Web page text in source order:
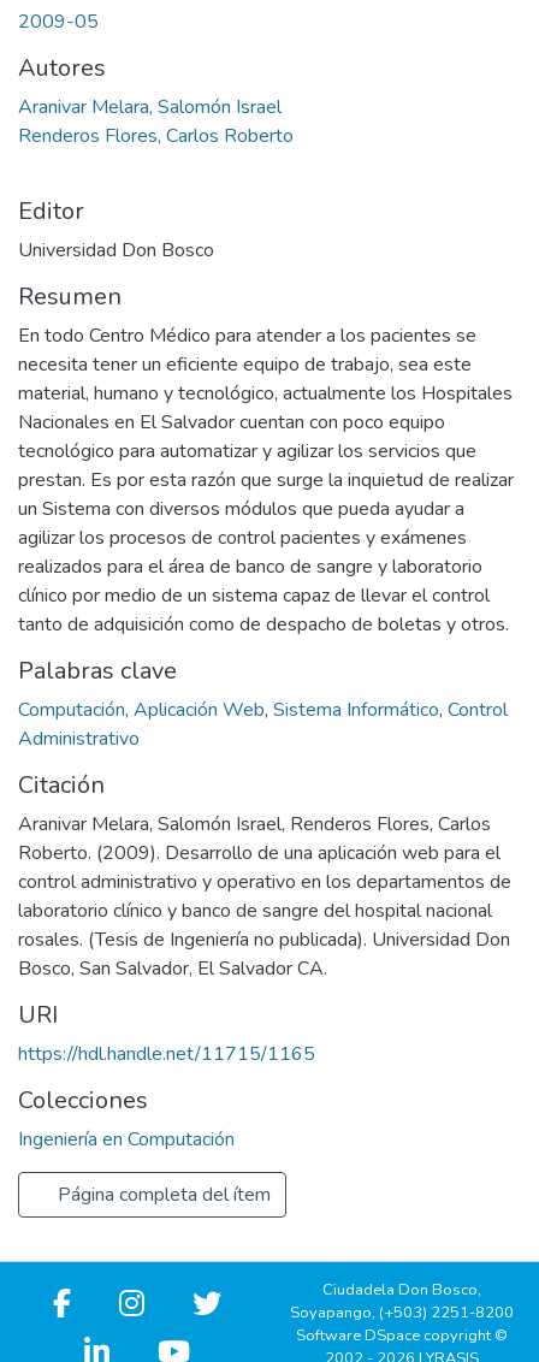
2009-05
Autores
Aranivar Melara, Salomón Israel
Renderos Flores, Carlos Roberto
Editor
Universidad Don Bosco
Resumen
En todo Centro Médico para atender a los pacientes se
necesita tener un eficiente equipo de trabajo, sea este
material, humano y tecnológico, actualmente los Hospitales
Nacionales en El Salvador cuentan con poco equipo
tecnológico para automatizar y agilizar los servicios que
prestan. Es por esta razón que surge la inquietud de realizar
un Sistema con diversos módulos que pueda ayudar a
agilizar los procesos de control pacientes y exámenes
realizados para el área de banco de sangre y laboratorio
clínico por medio de un sistema capaz de llevar el control
tanto de adquisición como de despacho de boletas y otros.
Palabras clave
Computación, Aplicación Web, Sistema Informático, Control
Administrativo
Citación
Aranivar Melara, Salomón Israel, Renderos Flores, Carlos
Roberto. (2009). Desarrollo de una aplicación web para el
control administrativo y operativo en los departamentos de
laboratorio clínico y banco de sangre del hospital nacional
rosales. (Tesis de Ingeniería no publicada). Universidad Don
Bosco, San Salvador, El Salvador CA.
URI
https://hdl.handle.net/11715/1165
Colecciones
Ingeniería en Computación
Página completa del ítem
Ciudadela Don Bosco,
Soyapango, (+503) 2251-8200
Software DSpace copyright ©